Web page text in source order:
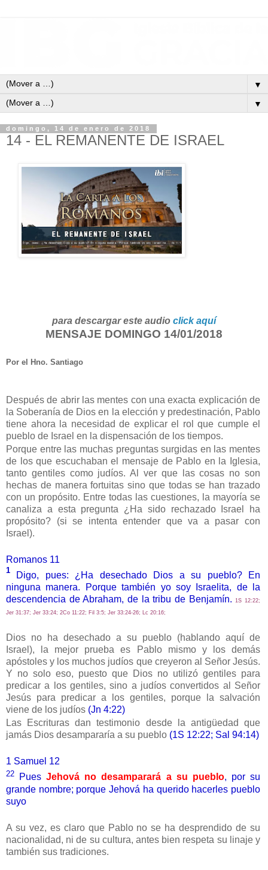
▼
▼
domingo, 14 de enero de 2018
14 - EL REMANENTE DE ISRAEL
para descargar este audio click aquí
MENSAJE DOMINGO 14/01/2018
Por el Hno. Santiago
Después de abrir las mentes con una exacta explicación de
la Soberanía de Dios en la elección y predestinación, Pablo
tiene ahora la necesidad de explicar el rol que cumple el
pueblo de Israel en la dispensación de los tiempos.
Porque entre las muchas preguntas surgidas en las mentes
de los que escuchaban el mensaje de Pablo en la Iglesia,
tanto gentiles como judíos. Al ver que las cosas no son
hechas de manera fortuitas sino que todas se han trazado
con un propósito. Entre todas las cuestiones, la mayoría se
canaliza a esta pregunta ¿Ha sido rechazado Israel ha
propósito? (si se intenta entender que va a pasar con
Israel).
Romanos 11
1
Digo, pues: ¿Ha desechado Dios a su pueblo? En
ninguna manera. Porque también yo soy Israelita, de la
descendencia de Abraham, de la tribu de Benjamín.
1S 12:22;
Jer 31:37; Jer 33:24; 2Co 11:22; Fil 3:5; Jer 33:24-26; Lc 20:16;
Dios no ha desechado a su pueblo (hablando aquí de
Israel), la mejor prueba es Pablo mismo y los demás
apóstoles y los muchos judíos que creyeron al Señor Jesús.
Y no solo eso, puesto que Dios no utilizó gentiles para
predicar a los gentiles, sino a judíos convertidos al Señor
Jesús para predicar a los gentiles, porque la salvación
viene de los judíos (Jn 4:22)
Las Escrituras dan testimonio desde la antigüedad que
jamás Dios desampararía a su pueblo (1S 12:22; Sal 94:14)
1 Samuel 12
22 PuesJehová no desamparará a su pueblo, por su
grande nombre; porque Jehová ha querido hacerles pueblo
suyo
A su vez, es claro que Pablo no se ha desprendido de su
nacionalidad, ni de su cultura, antes bien respeta su linaje y
también sus tradiciones.